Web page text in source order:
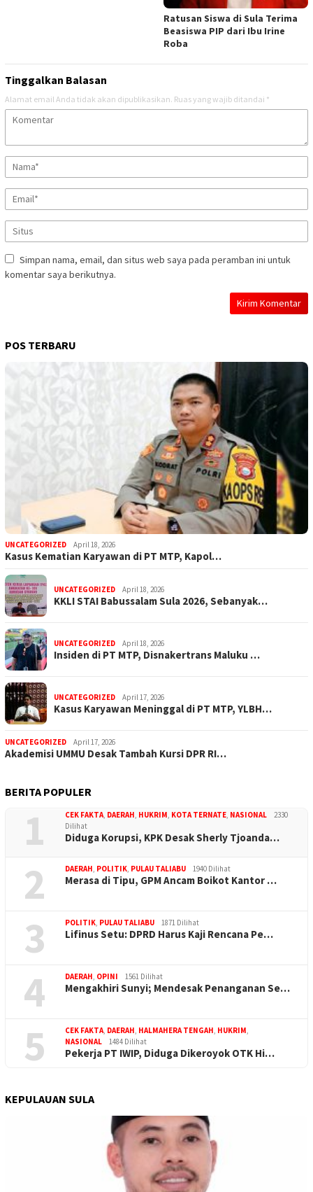
Ratusan Siswa di Sula Terima
Beasiswa PIP dari Ibu Irine
Roba
Tinggalkan Balasan
Alamat email Anda tidak akan dipublikasikan. Ruas yang wajib ditandai *
Simpan nama, email, dan situs web saya pada peramban ini untuk
komentar saya berikutnya.
POS TERBARU
UNCATEGORIZED April 18, 2026
Kasus Kematian Karyawan di PT MTP, Kapol…
UNCATEGORIZED April 18, 2026
KKLI STAI Babussalam Sula 2026, Sebanyak…
UNCATEGORIZED April 18, 2026
Insiden di PT MTP, Disnakertrans Maluku …
UNCATEGORIZED April 17, 2026
Kasus Karyawan Meninggal di PT MTP, YLBH…
UNCATEGORIZED April 17, 2026
Akademisi UMMU Desak Tambah Kursi DPR RI…
BERITA POPULER
1 CEK FAKTA, DAERAH, HUKRIM, KOTA TERNATE, NASIONAL
2330
Dilihat
Diduga Korupsi, KPK Desak Sherly Tjoanda…
2 DAERAH, POLITIK, PULAU TALIABU 1940 Dilihat
Merasa di Tipu, GPM Ancam Boikot Kantor …
3 POLITIK, PULAU TALIABU 1871 Dilihat
Lifinus Setu: DPRD Harus Kaji Rencana Pe…
4 DAERAH, OPINI 1561 Dilihat
Mengakhiri Sunyi; Mendesak Penanganan Se…
5 CEK FAKTA, DAERAH, HALMAHERA TENGAH, HUKRIM,
NASIONAL
1484 Dilihat
Pekerja PT IWIP, Diduga Dikeroyok OTK Hi…
KEPULAUAN SULA